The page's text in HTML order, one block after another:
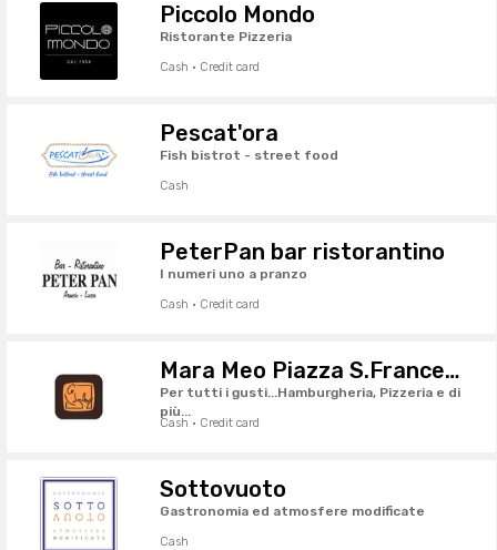
Piccolo Mondo
Ristorante Pizzeria
Cash · Credit card
Pescat'ora
Fish bistrot - street food
Cash
PeterPan bar ristorantino
I numeri uno a pranzo
Cash · Credit card
Mara Meo Piazza S.Francesco
Per tutti i gusti...Hamburgheria, Pizzeria e di
più...
Cash · Credit card
Sottovuoto
Gastronomia ed atmosfere modificate
Cash